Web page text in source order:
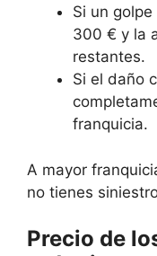
Si un
300 € y la
restantes.
Si el daño
franquicia.
A mayor
no tienes
Precio de